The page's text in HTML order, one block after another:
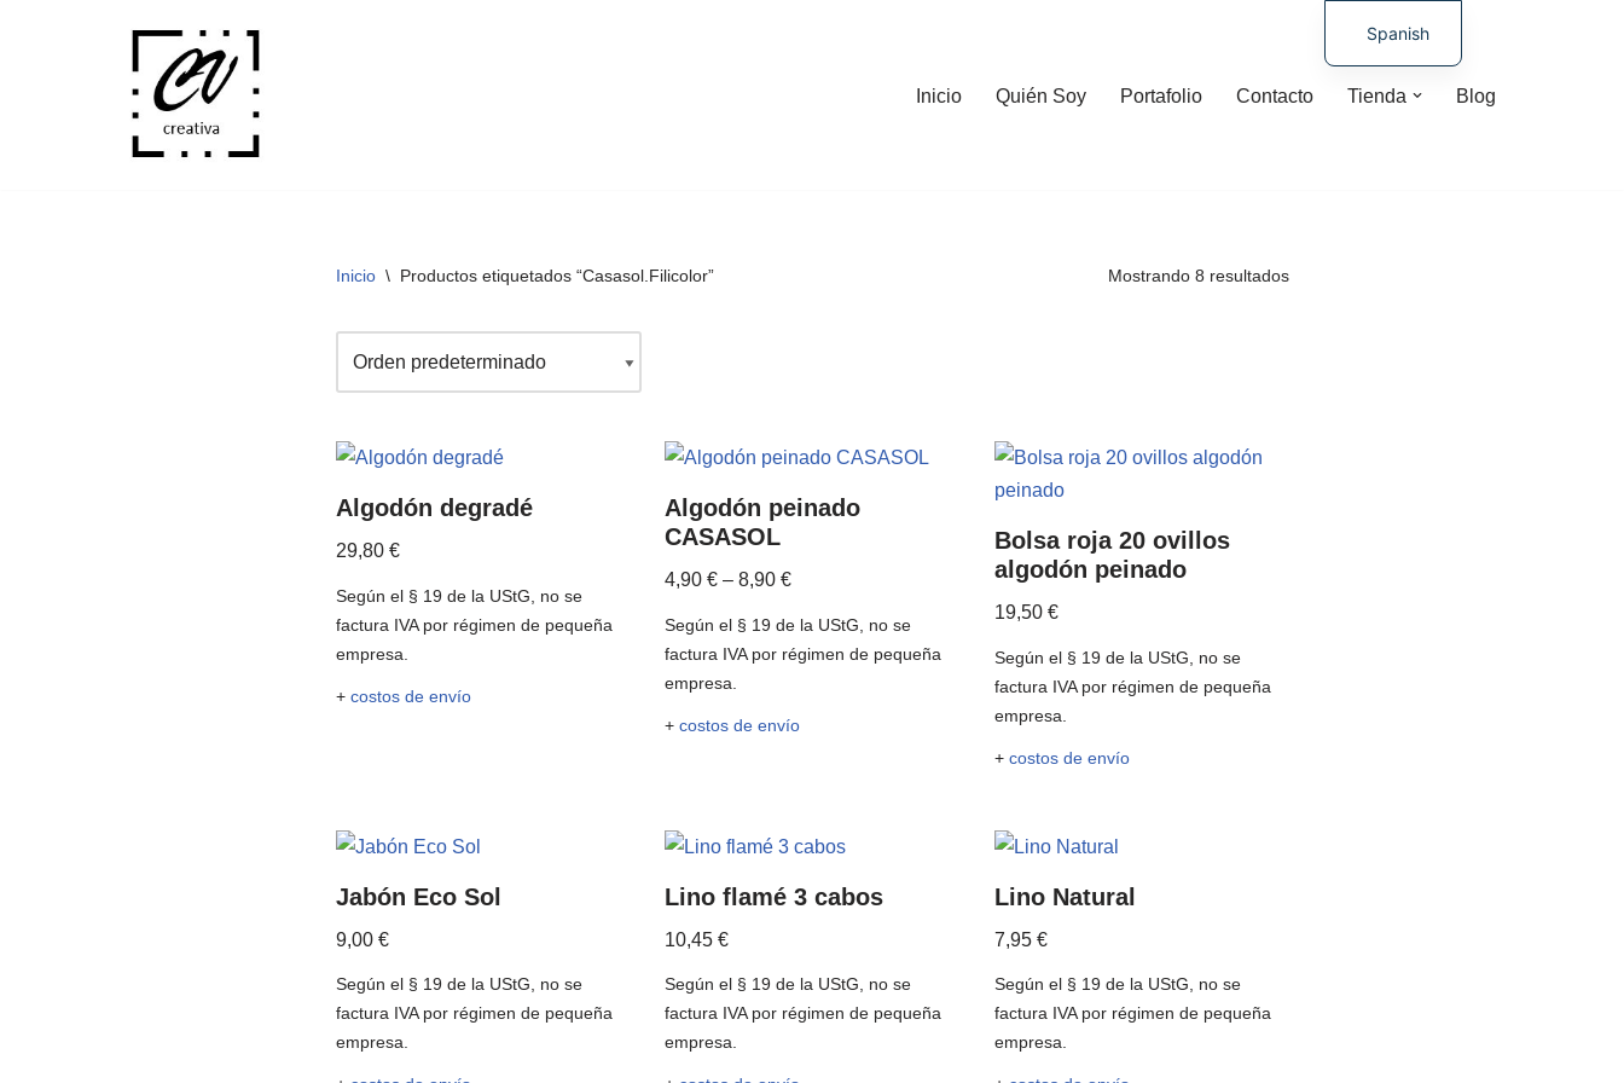
Inicio Quién Soy Portafolio Contacto Tienda Blog
Inicio \ Productos etiquetados “Casasol.Filicolor” Mostrando 8 resultados
Algodón degradé
29,80 €
Según el § 19 de la UStG, no se
factura IVA por régimen de pequeña
empresa.
+ costos de envío
Algodón peinado
CASASOL
4,90€ –8,90€
Según el § 19 de la UStG, no se
factura IVA por régimen de pequeña
empresa.
+costos de envío
Bolsa roja 20 ovillos
algodón peinado
19,50 €
Según el § 19 de la UStG, no se
factura IVA por régimen de pequeña
empresa.
+ costos de envío
Jabón Eco Sol
9,00 €
Según el § 19 de la UStG, no se
factura IVA por régimen de pequeña
empresa.
Lino flamé 3 cabos
10,45€
Según el § 19 de la UStG, no se
factura IVA por régimen de pequeña
empresa.
Lino Natural
7,95 €
Según el § 19 de la UStG, no se
factura IVA por régimen de pequeña
empresa.
Spanish
German